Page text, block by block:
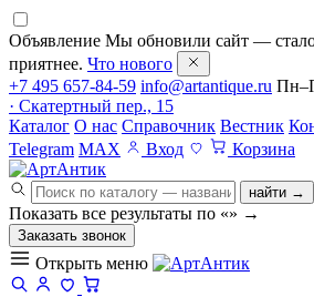
Объявление Мы обновили сайт — стало
приятнее. Что нового
+7 495 657-84-59 info@artantique.ru
· Скатертный пер., 15
Каталог О нас Справочник Вестник
Telegram MAX Вход Корзина
найти →
Показать все результаты по «» →
Заказать звонок
Открыть меню